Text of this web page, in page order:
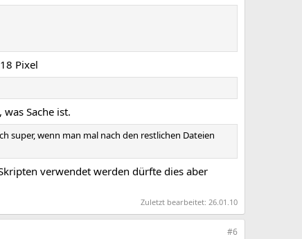
Pixel
Sache ist.
super, wenn man mal nach den restlichen Dateien
verwendet werden dürfte dies aber
Zuletzt bearbeitet: 26.01.10
#6